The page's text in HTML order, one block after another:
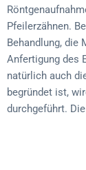
Pfeilerzähnen.
Behandlung, die
Anfertigung des
natürlich auch
begründet ist,
durchgeführt.